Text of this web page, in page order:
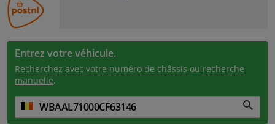
Entrez votre véhicule.
Recherchez avec votre numéro de châssis ou recherche
manuelle.